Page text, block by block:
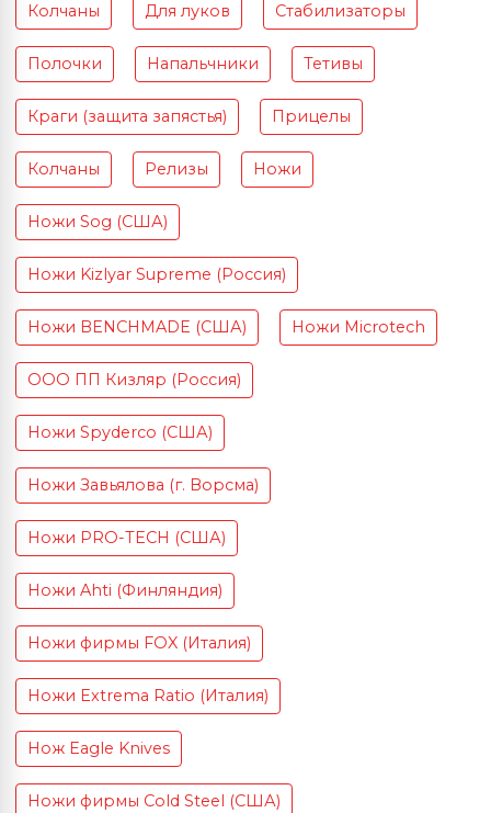
Колчаны Для луков Стабилизаторы
Полочки Напальчники Тетивы
Краги (защита запястья) Прицелы
Колчаны Релизы Ножи
Ножи Sog (США)
Ножи Kizlyar Supreme (Россия)
Ножи BENCHMADE (США) Ножи Microtech
ООО ПП Кизляр (Россия)
Ножи Spyderco (США)
Ножи Завьялова (г. Ворсма)
Ножи PRO-TECH (США)
Ножи Ahti (Финляндия)
Ножи фирмы FOX (Италия)
Ножи Extrema Ratio (Италия)
Нож Eagle Knives
Ножи фирмы Cold Steel (США)